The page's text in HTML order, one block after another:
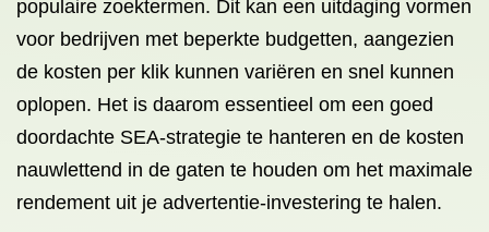
populaire zoektermen. Dit kan een uitdaging vormen
voor bedrijven met beperkte budgetten, aangezien
de kosten per klik kunnen variëren en snel kunnen
oplopen. Het is daarom essentieel om een goed
doordachte SEA-strategie te hanteren en de kosten
nauwlettend in de gaten te houden om het maximale
rendement uit je advertentie-investering te halen.